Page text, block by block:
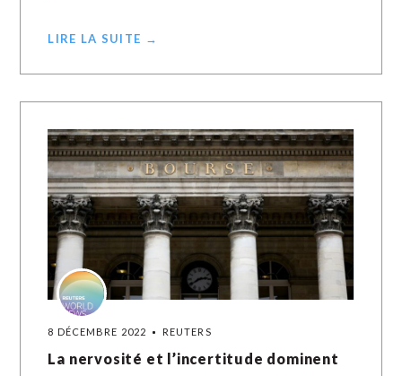
LIRE LA SUITE →
8 DÉCEMBRE 2022 REUTERS
La nervosité et l’incertitude dominent